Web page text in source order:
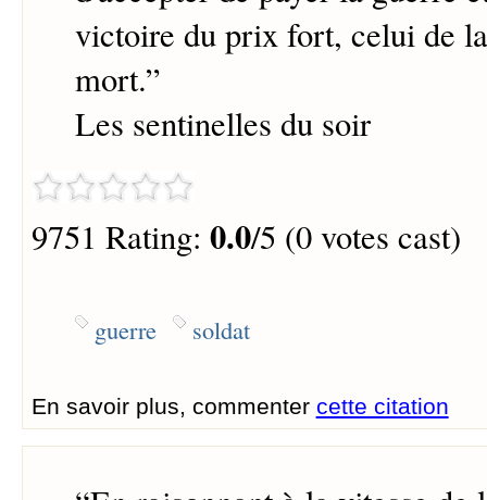
victoire du prix fort, celui de
mort.”
Les sentinelles du soir
9751 Rating: 0.0/5 (0 votes cast)
guerre soldat
En savoir plus, commenter cette citation